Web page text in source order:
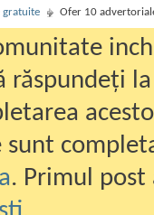
gratuite Ofer 10
răspundeți
sunt
. Primul